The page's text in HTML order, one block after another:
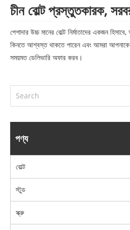
চীন বোল্ট প্রস্তুতকারক,
পেশাদার উচ্চ মানের বোল্ট নির্মাতাদের একজন
কিনতে আশ্বস্ত থাকতে পারেন এবং আমরা আপনাকে
সময়মত ডেলিভারি অফার করব।
পণ্য
বোল্ট
স্টুড
স্ক্রু